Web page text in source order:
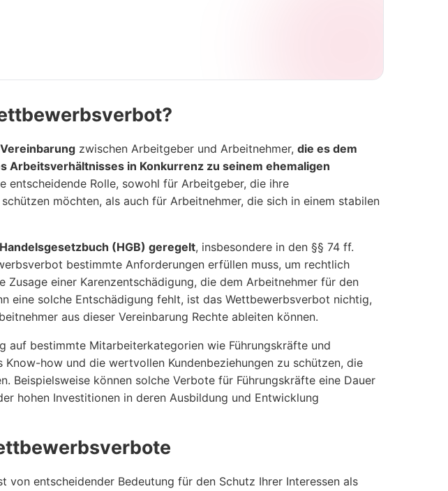
Vereinbarung zwischen Arbeitgeber und Arbeitnehmer, die es dem
Arbeitsverhältnisses in Konkurrenz zu seinem ehemaligen
entscheidende Rolle, sowohl für Arbeitgeber, die ihre
möchten, als auch für Arbeitnehmer, die sich in einem stabilen
(HGB) geregelt, insbesondere in den §§ 74 ff.
bestimmte Anforderungen erfüllen muss, um rechtlich
einer Karenzentschädigung, die dem Arbeitnehmer für den
eine solche Entschädigung fehlt, ist das Wettbewerbsverbot nichtig,
aus dieser Vereinbarung Rechte ableiten können.
auf bestimmte Mitarbeiterkategorien wie Führungskräfte und
how und die wertvollen Kundenbeziehungen zu schützen, die
Beispielsweise können solche Verbote für Führungskräfte eine Dauer
hohen Investitionen in deren Ausbildung und Entwicklung
entscheidender Bedeutung für den Schutz Ihrer Interessen als